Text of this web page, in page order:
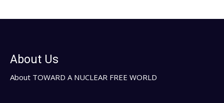
About Us
About TOWARD A NUCLEAR FREE WORLD